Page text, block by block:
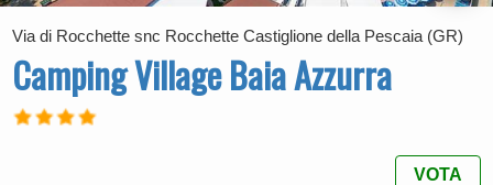
Via di Rocchette snc Rocchette Castiglione della Pescaia (GR)
Camping Village Baia Azzurra
VOTA